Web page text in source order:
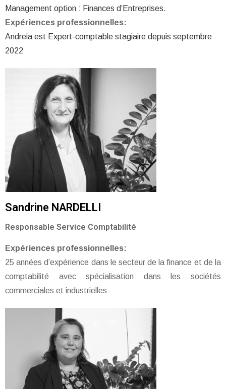
Management option : Finances d’Entreprises.
Expériences professionnelles:
Andreia est Expert-comptable stagiaire depuis septembre
2022
Sandrine NARDELLI
Responsable Service Comptabilité
Expériences professionnelles:
25 années d’expérience dans le secteur de la finance et de la
comptabilité avec spécialisation dans les sociétés
commerciales et industrielles